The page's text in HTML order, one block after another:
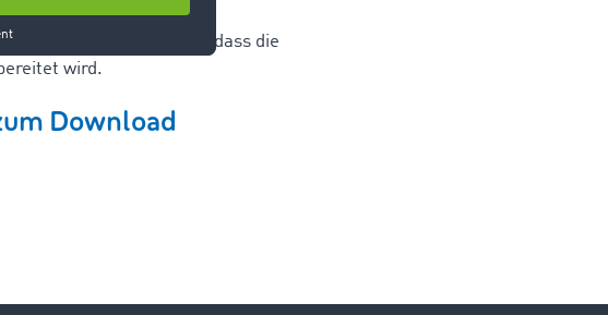
den Kollegen des
Wichtig war ihm, dass die
wird.
Download